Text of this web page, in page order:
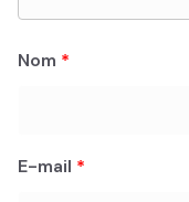
Nom *
E-mail *